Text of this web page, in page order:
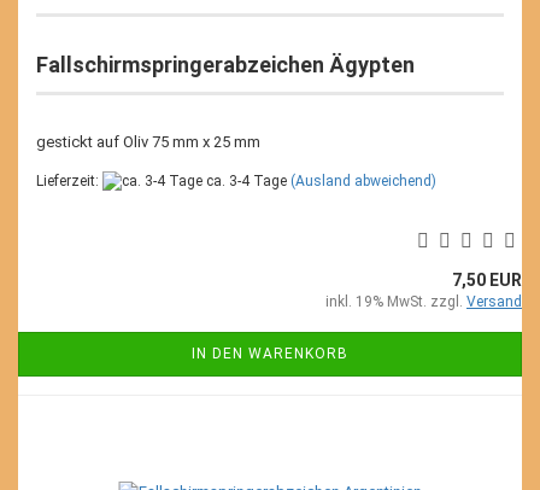
Fallschirmspringerabzeichen Ägypten
gestickt auf Oliv 75 mm x 25 mm
Lieferzeit: ca. 3-4 Tage (Ausland abweichend)
7,50 EUR
inkl. 19% MwSt. zzgl. Versand
IN DEN WARENKORB